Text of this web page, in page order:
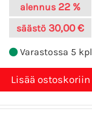
alennus 22 %
säästö 30,00 €
Varastossa 5 kpl